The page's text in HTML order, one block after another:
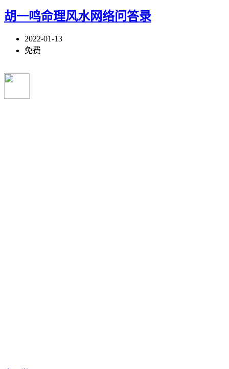
胡一鸣命理风水网络问答录
2022-01-13
免费